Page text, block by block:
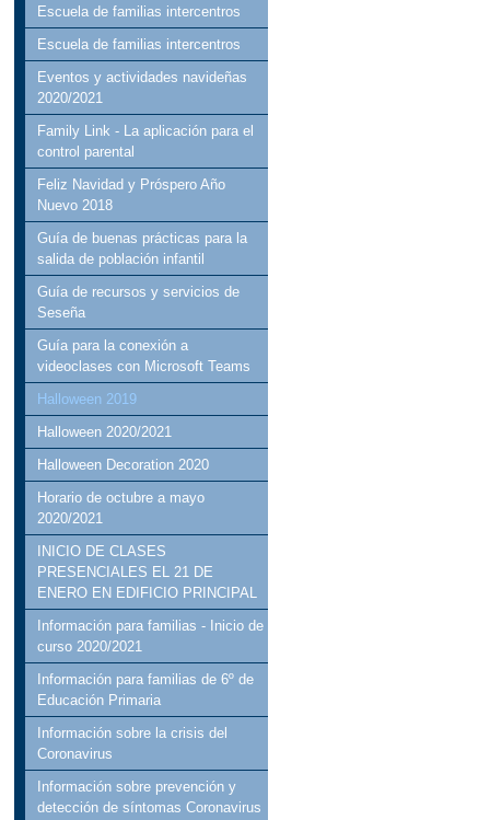
Escuela de familias intercentros
Escuela de familias intercentros
Eventos y actividades navideñas
2020/2021
Family Link - La aplicación para el
control parental
Feliz Navidad y Próspero Año
Nuevo 2018
Guía de buenas prácticas para la
salida de población infantil
Guía de recursos y servicios de
Seseña
Guía para la conexión a
videoclases con Microsoft Teams
Halloween 2019
Halloween 2020/2021
Halloween Decoration 2020
Horario de octubre a mayo
2020/2021
INICIO DE CLASES
PRESENCIALES EL 21 DE
ENERO EN EDIFICIO PRINCIPAL
Información para familias - Inicio de
curso 2020/2021
Información para familias de 6º de
Educación Primaria
Información sobre la crisis del
Coronavirus
Información sobre prevención y
detección de síntomas Coronavirus